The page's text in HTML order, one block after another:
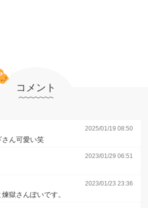
コメント
2025/01/19 08:50
ん可愛い笑
2023/01/29 06:51
2023/01/23 23:36
獄さんぽいです。